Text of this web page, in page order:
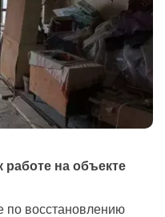
работе на объекте
по восстановлению